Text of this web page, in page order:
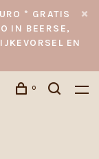
* GRATIS
IN BEERSE,
EN
0